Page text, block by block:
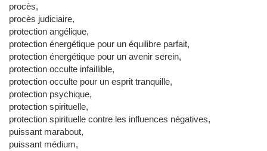
procès,
procès judiciaire,
protection angélique,
protection énergétique pour un équilibre parfait,
protection énergétique pour un avenir serein,
protection occulte infaillible,
protection occulte pour un esprit tranquille,
protection psychique,
protection spirituelle,
protection spirituelle contre les influences négatives,
puissant marabout,
puissant médium,